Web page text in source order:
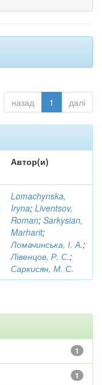
назад 1 далі
Автор(и)
Lomachynska,
Iryna; Liventsov,
Roman; Sarkysian,
Marharit;
Ломачинська, І. А.;
Лівенцов, Р. С.;
Саркисян, М. С.
1
1